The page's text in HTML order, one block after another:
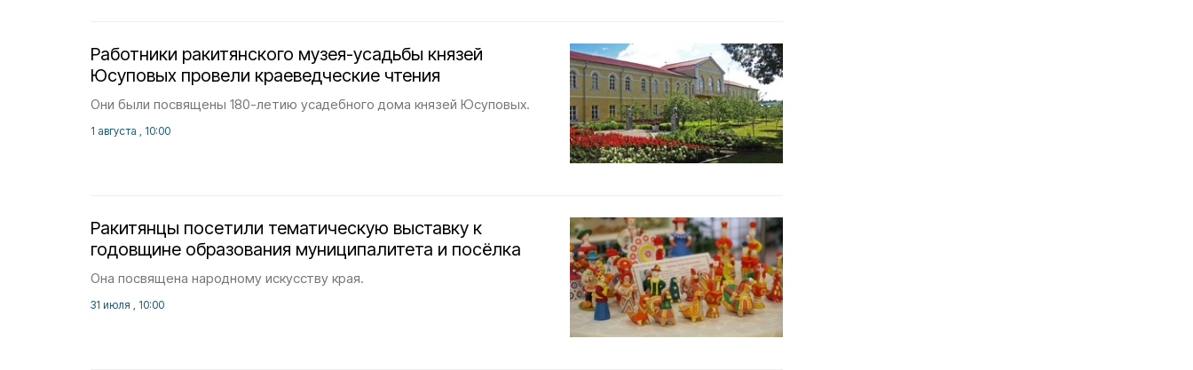
Работники ракитянского музея-усадьбы князей
Юсуповых провели краеведческие чтения
Они были посвящены 180-летию усадебного дома князей Юсуповых.
1 августа , 10:00
Ракитянцы посетили тематическую выставку к
годовщине образования муниципалитета и посёлка
Она посвящена народному искусству края.
31 июля , 10:00